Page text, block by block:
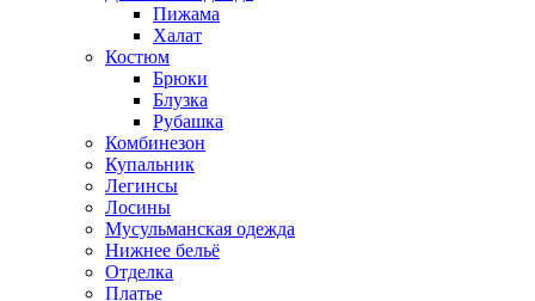
Пижама
Халат
Костюм
Брюки
Блузка
Рубашка
Комбинезон
Купальник
Легинсы
Лосины
Мусульманская одежда
Нижнее бельё
Отделка
Платье